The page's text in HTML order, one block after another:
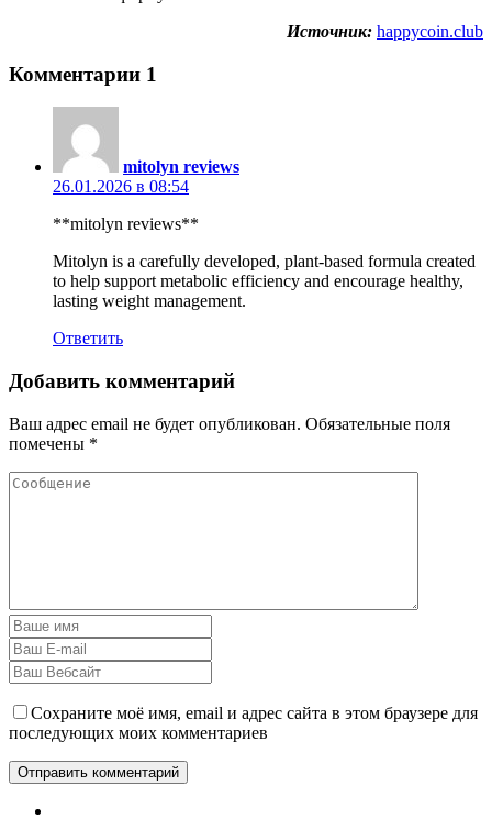
Источник: happycoin.club
Комментарии 1
mitolyn reviews
26.01.2026 в 08:54
**mitolyn reviews**
Mitolyn is a carefully developed, plant-based formula created
to help support metabolic efficiency and encourage healthy,
lasting weight management.
Ответить
Добавить комментарий
Ваш адрес email не будет опубликован. Обязательные поля
помечены *
Сохраните моё имя, email и адрес сайта в этом браузере для
последующих моих комментариев